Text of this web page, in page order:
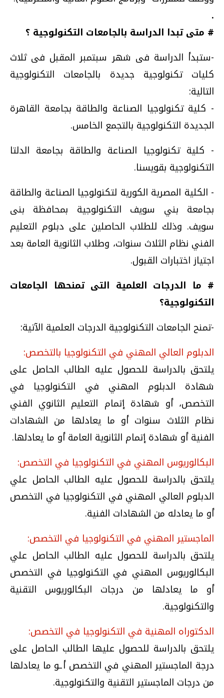
.
# متى تبدا الدراسة بالجامعات التكنولوجية ؟
-ستبدأ الدراسة فى شهر سبتمبر المقبل فى ثلاث
كليات تكنولوجية جديدة بالجامعات التكنولوجية
التالية:
- كلية تكنولوجيا الصناعة والطاقة بجامعة القاهرة
الجديدة التكنولوجية بالتجمع الخامس.
- كلية تكنولوجيا الصناعة والطاقة بجامعة الدلتا
التكنولوجية بقويسنا.
- الكلية المصرية الكورية لتكنولوجيا الصناعة والطاقة
بجامعة بني سويف التكنولوجية بمحافظة بنى
سويف. وذلك للطلاب الحاصلين على دبلوم التعليم
الفني نظام الثلاث سنوات، وطلاب الثانوية العامة بعد
اجتياز اختبارات القبول.
# ما الدرجات العلمية التى تمنحها الجامعات
التكنولوجية؟
-تمنح الجامعات التكنولوجية الدرجات العلمية الآتية:
الدبلوم العالي المهني في التكنولوجيا بالتخصص:
يلتحق بالدراسة للحصول عليه الطالب الحاصل على
شهادة الدبلوم المهني في التكنولوجيا في
التخصص، أو شهادة إتمام التعليم الثانوي الفني
نظام الثلاث سنوات أو ما يعادلها من الشهادات
الفنية أو شهادة إتمام الثانوية العامة أو ما يعادلها.
البكالوريوس المهني في التكنولوجيا في التخصص:
يلتحق بالدراسة للحصول عليه الطالب الحاصل علي
الدبلوم العالي المهني في التكنولوجيا في التخصص
أو ما يعادله من الشهادات الفنية.
الماجستير المهني في التكنولوجيا في التخصص:
يلتحق بالدراسة للحصول عليه الطالب الحاصل علي
البكالوريوس المهني في التكنولوجيا في التخصص
أو ما يعادلها من درجات البكالوريوس التقنية
والتكنولوجية.
الدكتوراه المهنية في التكنولوجيا في التخصص:
يلتحق بالدراسة للحصول عليها الطالب الحاصل على
درجة الماجستير المهني في التخصص أـو ما يعادلها
من درجات الماجستير التقنية والتكنولوجية.